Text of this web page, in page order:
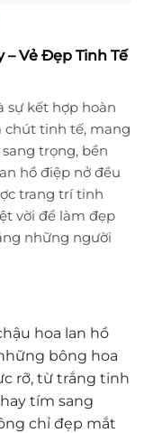
– Vẻ Đẹp Tinh Tế
sự kết hợp hoàn
chút tinh tế, mang
trọng, bền
hồ điệp nở đều
trang trí tinh
vời để làm đẹp
những người
hoa lan hồ
bông hoa
rỡ, từ trắng tinh
tím sang
chỉ đẹp mắt